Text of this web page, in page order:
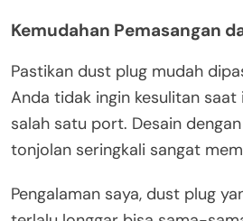
Kemudahan Pemasangan
Pastikan dust plug mudah
Anda tidak ingin kesulitan saat
salah satu port. Desain
tonjolan seringkali sangat
Pengalaman saya, dust plug